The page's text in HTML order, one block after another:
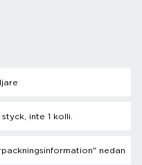
inte 1 kolli.
nedan